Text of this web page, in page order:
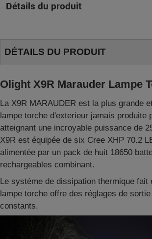
Détails du produit
DÉTAILS DU PRODUIT
Olight X9R Marauder Lampe
La X9R MARAUDER est la plus grande
lampe torche d'exterieur jamais produite
atteignant une incroyable puissance de
X9R est équipée de six Cree XHP 70.2
alimentée par un pack de huit 18650
rechargeables combinant.
Le système de dissipation thermique fait
lampe torche offre des réglages de
constants.